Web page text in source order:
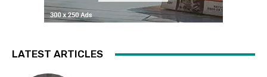
LATEST ARTICLES